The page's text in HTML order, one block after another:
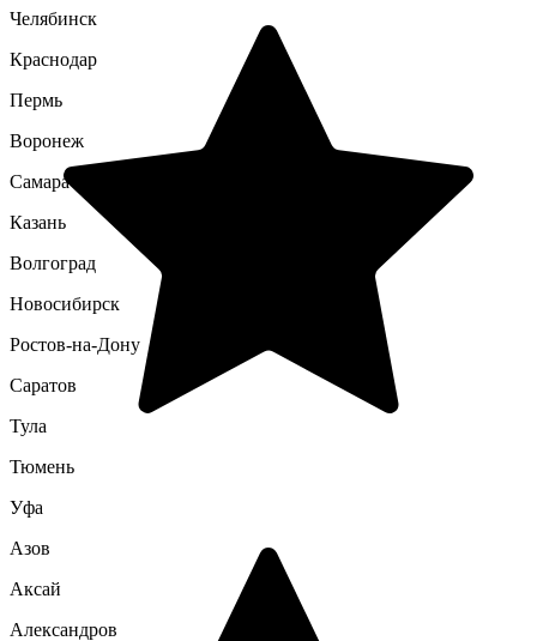
Челябинск
Краснодар
Пермь
Воронеж
Самара
Казань
Волгоград
Новосибирск
Ростов-на-Дону
Саратов
Тула
Тюмень
Уфа
Азов
Аксай
Александров